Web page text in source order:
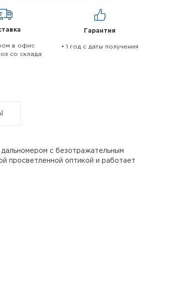
в офис
со склада
Гарантия
• 1 год c даты получения
с безотражательным
просветленной оптикой и работает